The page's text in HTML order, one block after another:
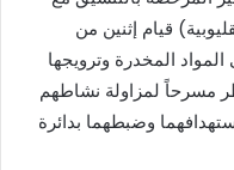
قيام إثنين من
المواد المخدرة وترويجها
مسرحاً لمزاولة نشاطهم
وضبطهما بدائرة